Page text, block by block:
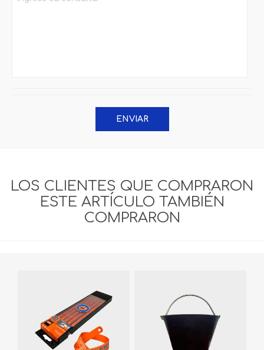
ENVIAR
LOS CLIENTES QUE COMPRARON
ESTE ARTÍCULO TAMBIÉN
COMPRARON